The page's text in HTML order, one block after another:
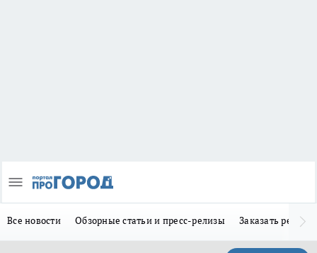
Все новости Обзорные статьи и пресс-релизы Заказать